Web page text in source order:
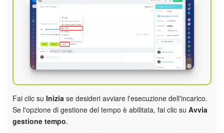
Generatore BI
Bitrix24 Market
Siti e store
Dipendenti
Fai clic su Inizia se desideri avviare l'esecuzione dell'incarico.
Se l'opzione di gestione del tempo è abilitata, fai clic su Avvia
gestione tempo.